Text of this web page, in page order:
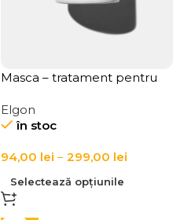
Masca – tratament pentru
reda vitalitate si stralucire
parului LINK-D 3 Active
Elgon
în stoc
94,00 lei – 299,00 lei
Selectează opțiunile